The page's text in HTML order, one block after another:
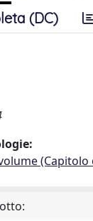
(DC)
(Capitolo